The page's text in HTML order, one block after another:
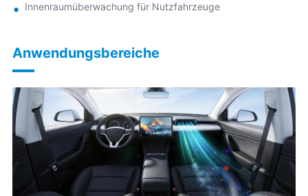
Innenraumüberwachung für Nutzfahrzeuge
Anwendungsbereiche